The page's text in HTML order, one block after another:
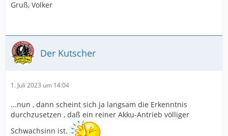
CP plant, zwei weitere Loks umzurüsten. Details habe
https://www.railwayage.com/mechanical/loc…ogram-
advances/
https://www.trains.com/trn/news-revie…st-revenue-
motive-program/
https://fi.linkedin.com/posts/leclanch…3154364416-
IaEv
Gruß, Volker
Der Kutscher
1. Juli 2023 um 14:04
...nun , dann scheint sich ja langsam die Erkenntnis
durchzusetzen , daß ein reiner Akku-Antrieb völliger
Schwachsinn ist.